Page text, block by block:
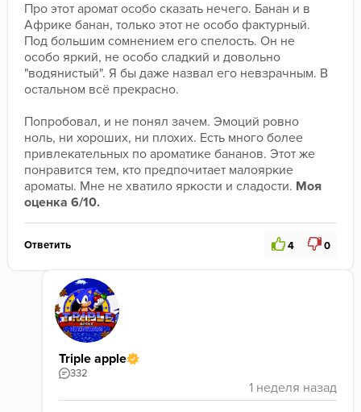
Про этот аромат особо сказать нечего. Банан и в
Африке банан, только этот не особо фактурный.
Под большим сомнением его спелость. Он не
особо яркий, не особо сладкий и довольно
"водянистый". Я бы даже назвал его невзрачным. В
остальном всё прекрасно.
Попробовал, и не понял зачем. Эмоций ровно
ноль, ни хороших, ни плохих. Есть много более
привлекательных по ароматике бананов. Этот же
понравится тем, кто предпочитает малояркие
ароматы. Мне не хватило яркости и сладости. Моя
оценка 6/10.
Ответить 4 0
Triple apple
332